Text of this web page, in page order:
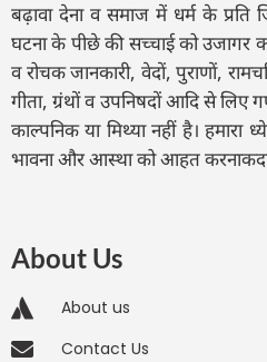
बढ़ावा देना व समाज में धर्म के प्रति
घटना के पीछे की सच्चाई को उजागर
व रोचक जानकारी, वेदों, पुराणों,
गीता, ग्रंथों व उपनिषदों आदि से लिए
काल्पनिक या मिथ्या नहीं है। हमारा
भावना और आस्था को आहत
About Us
About us
Contact Us